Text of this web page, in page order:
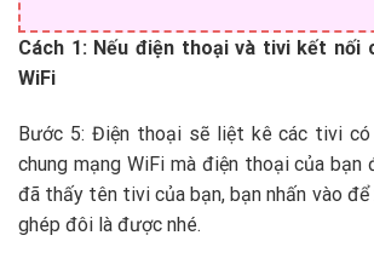
Cách 1: Nếu điện thoại và tivi kết nối
WiFi
Bước 5: Điện thoại sẽ liệt kê các tivi
chung mạng WiFi mà điện thoại của bạn
đã thấy tên tivi của bạn, bạn nhấn vào
ghép đôi là được nhé.